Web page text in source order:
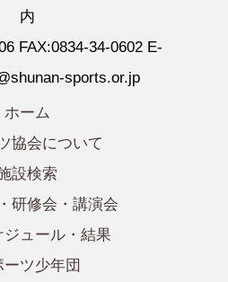
内
FAX:0834-34-0602 E-
sports.or.jp
ホーム
協会について
設検索
研修会・講演会
ジュール・結果
ーツ少年団